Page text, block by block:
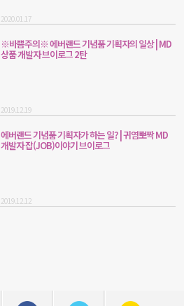
2020.01.17
※바쁨주의※ 에버랜드 기념품 기획자의 일상 | MD
상품 개발자 브이로그 2탄
2019.12.19
에버랜드 기념품 기획자가 하는 일? | 귀염뽀짝 MD
개발자 잡(JOB)이야기 브이로그
2019.12.12